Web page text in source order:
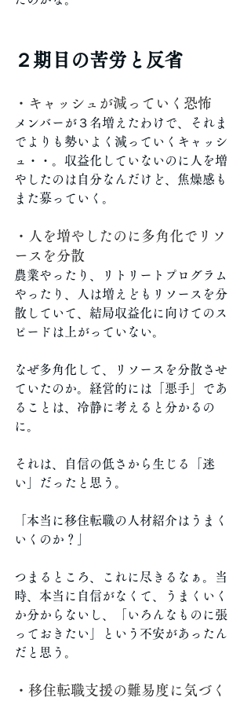
２期目の苦労と反省
・キャッシュが減っていく恐怖
メンバーが３名増えたわけで、それま
でよりも勢いよく減っていくキャッシ
ュ・・。収益化していないのに人を増
やしたのは自分なんだけど、焦燥感も
また募っていく。
・人を増やしたのに多角化でリソ
ースを分散
農業やったり、リトリートプログラム
やったり、人は増えどもリソースを分
散していて、結局収益化に向けてのス
ピードは上がっていない。
なぜ多角化して、リソースを分散させ
ていたのか。経営的には「悪手」であ
ることは、冷静に考えると分かるの
に。
それは、自信の低さから生じる「迷
い」だったと思う。
「本当に移住転職の人材紹介はうまく
いくのか？」
つまるところ、これに尽きるなぁ。当
時、本当に自信がなくて、うまくいく
か分からないし、「いろんなものに張
っておきたい」という不安があったん
だと思う。
・移住転職支援の難易度に気づく